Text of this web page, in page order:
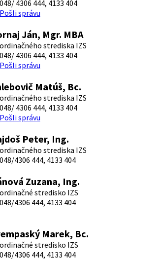
4306 444, 4133 404
Pošli správu
Ján, Mgr. MBA
strediska IZS
4306 444, 4133 404
Pošli správu
Matúš, Bc.
strediska IZS
4306 444, 4133 404
Pošli správu
Peter, Ing.
strediska IZS
4306 444, 4133 404
Zuzana, Ing.
stredisko IZS
4306 444, 4133 404
Marek, Bc.
stredisko IZS
4306 444, 4133 404